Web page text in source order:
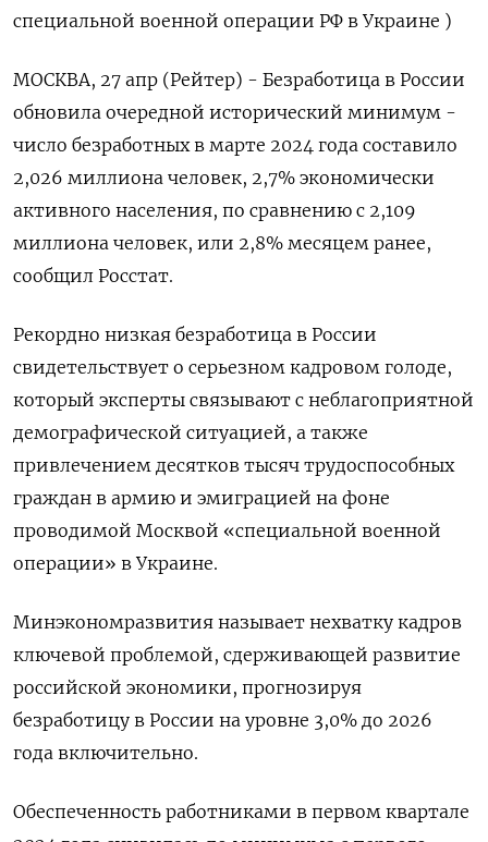
специальной военной операции РФ в Украине )
МОСКВА, 27 апр (Рейтер) - Безработица в России
обновила очередной исторический минимум -
число безработных в марте 2024 года составило
2,026 миллиона человек, 2,7% экономически
активного населения, по сравнению с 2,109
миллиона человек, или 2,8% месяцем ранее,
сообщил Росстат.
Рекордно низкая безработица в России
свидетельствует о серьезном кадровом голоде,
который эксперты связывают с неблагоприятной
демографической ситуацией, а также
привлечением десятков тысяч трудоспособных
граждан в армию и эмиграцией на фоне
проводимой Москвой «специальной военной
операции» в Украине.
Минэкономразвития называет нехватку кадров
ключевой проблемой, сдерживающей развитие
российской экономики, прогнозируя
безработицу в России на уровне 3,0% до 2026
года включительно.
Обеспеченность работниками в первом квартале